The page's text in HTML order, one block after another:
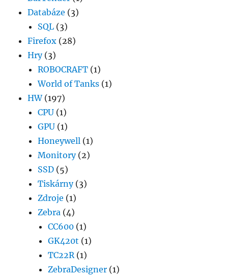
Databáze (3)
SQL (3)
Firefox (28)
Hry(3)
ROBOCRAFT (1)
World of Tanks (1)
HW(197)
CPU (1)
GPU (1)
Honeywell (1)
Monitory(2)
SSD (5)
Tiskárny(3)
Zdroje (1)
Zebra (4)
CC600 (1)
GK420t (1)
TC22R(1)
ZebraDesigner (1)